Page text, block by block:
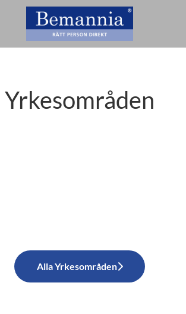
Yrkesområden
Alla Yrkesområden